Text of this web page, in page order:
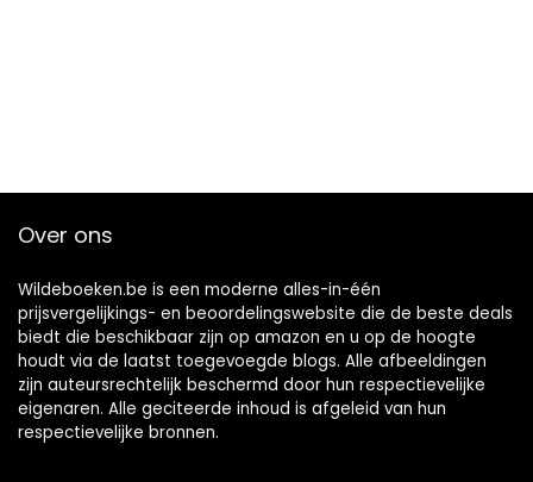
Over ons
Wildeboeken.be is een moderne alles-in-één
prijsvergelijkings- en beoordelingswebsite die de beste deals
biedt die beschikbaar zijn op amazon en u op de hoogte
houdt via de laatst toegevoegde blogs. Alle afbeeldingen
zijn auteursrechtelijk beschermd door hun respectievelijke
eigenaren. Alle geciteerde inhoud is afgeleid van hun
respectievelijke bronnen.